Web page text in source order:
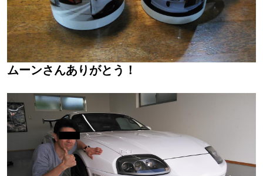
ムーンさんありがとう！